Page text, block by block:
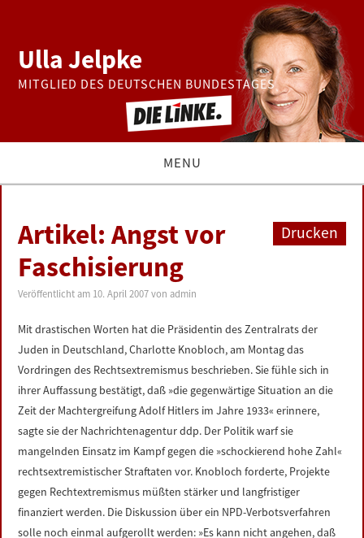
Ulla Jelpke
MITGLIED DES DEUTSCHEN BUNDESTAGES
MENU
BUNDESTAG
PRESSE
ZUR PERSON
LINKS
DATENSCHUTZERKLÄRUNG
IMPRESSUM
Drucken
Artikel: Angst vor
Faschisierung
Veröffentlicht am 10. April 2007 vonadmin
Mit drastischen Worten hat die Präsidentin des Zentralrats der
Juden in Deutschland, Charlotte Knobloch, am Montag das
Vordringen des Rechtsextremismus beschrieben. Sie fühle sich in
ihrer Auffassung bestätigt, daß »die gegenwärtige Situation an die
Zeit der Machtergreifung Adolf Hitlers im Jahre 1933« erinnere,
sagte sie der Nachrichtenagentur ddp. Der Politik warf sie
mangelnden Einsatz im Kampf gegen die »schockierend hohe Zahl«
rechtsextremistischer Straftaten vor. Knobloch forderte, Projekte
gegen Rechtextremismus müßten stärker und langfristiger
finanziert werden. Die Diskussion über ein NPD-Verbotsverfahren
solle noch einmal aufgerollt werden: »Es kann nicht angehen, daß